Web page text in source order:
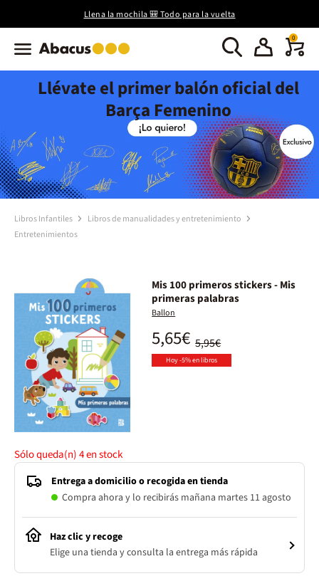
Llena la mochila 🎒 Todo para la vuelta
0
Llévate el primer balón oficial del
Barça Femenino
Libros Infantiles
Libros de manualidades y entretenimiento
Entretenimientos
Mis 100 primeros stickers - Mis
primeras palabras
Ballon
5,95€
5,65€
Hoy -5% en libros
Sólo queda(n)4en stock
Entrega a domicilio o recogida en tienda
Compra ahora y lo recibirás mañana martes 11 agosto
Haz clic y recoge
Elige una tienda y consulta la entrega más rápida